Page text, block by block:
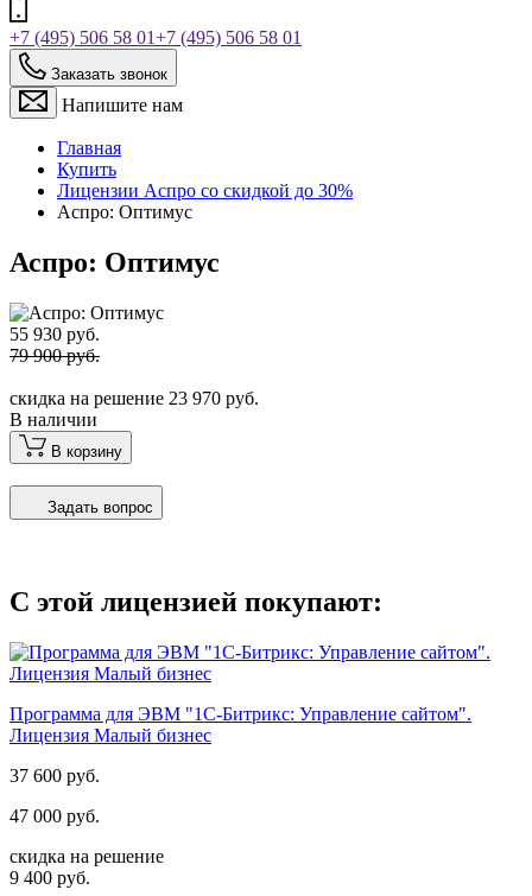
+7 (495) 506 58 01+7 (495) 506 58 01
Заказать звонок
Напишите нам
Главная
Купить
Лицензии Аспро со скидкой до 30%
Аспро: Оптимус
Аспро: Оптимус
55 930 руб.
79 900 руб.
скидка на решение 23 970 руб.
В наличии
В корзину
Задать вопрос
С этой лицензией покупают:
Программа для ЭВМ "1С-Битрикс: Управление сайтом".
Лицензия Малый бизнес
37 600 руб.
47 000 руб.
скидка на решение
9 400 руб.